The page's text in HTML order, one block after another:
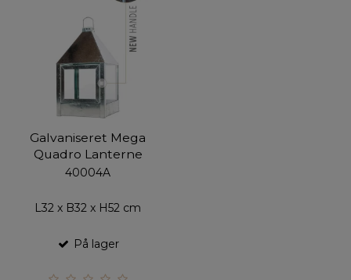
Galvaniseret Mega
Quadro Lanterne
40004A
L32 x B32 x H52 cm
På lager